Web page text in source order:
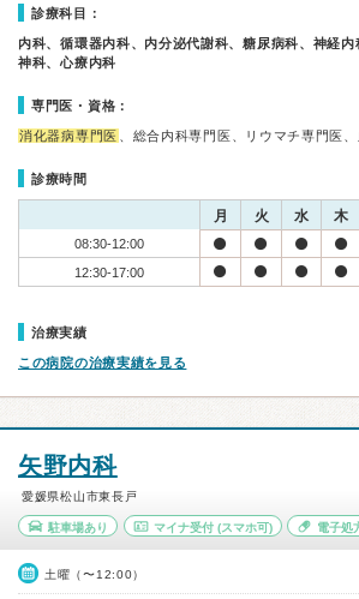
診療科目：
内科、循環器内科、内分泌代謝科、糖尿病科、神経
神科、心療内科
専門医・資格：
消化器病専門医 、総合内科専門医、リウマチ専門医
診療時間
月 火 水 木
08:30-12:00
12:30-17:00
治療実績
この病院の治療実績を見る
矢野内科
愛媛県松山市東長戸
駐車場あり マイナ受付(スマホ可) 電子処
土曜（〜12:00）